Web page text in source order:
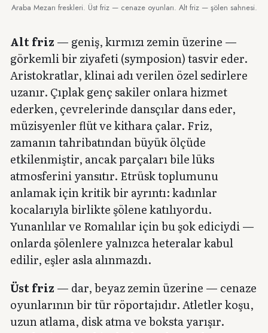
Araba Mezarı freskleri. Üst friz — cenaze oyunları. Alt friz — şölen sahnesi.
Alt friz — geniş, kırmızı zemin üzerine —
görkemli bir ziyafeti (symposion) tasvir eder.
Aristokratlar, klinai adı verilen özel sedirlere
uzanır. Çıplak genç sakiler onlara hizmet
ederken, çevrelerinde dansçılar dans eder,
müzisyenler flüt ve kithara çalar. Friz,
zamanın tahribatından büyük ölçüde
etkilenmiştir, ancak parçaları bile lüks
atmosferini yansıtır. Etrüsk toplumunu
anlamak için kritik bir ayrıntı: kadınlar
kocalarıyla birlikte şölene katılıyordu.
Yunanlılar ve Romalılar için bu şok ediciydi —
onlarda şölenlere yalnızca heteralar kabul
edilir, eşler asla alınmazdı.
Üst friz — dar, beyaz zemin üzerine — cenaze
oyunlarının bir tür röportajıdır. Atletler koşu,
uzun atlama, disk atma ve boksta yarışır.